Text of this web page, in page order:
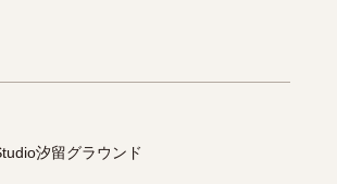
汐留グラウンド